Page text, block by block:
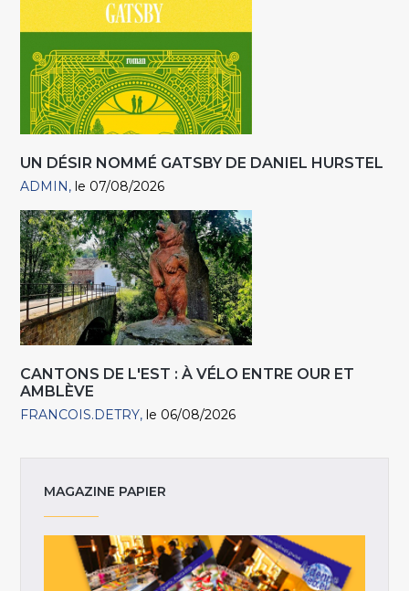
UN DÉSIR NOMMÉ GATSBY DE DANIEL HURSTEL
ADMIN le 07/08/2026
CANTONS DE L'EST : À VÉLO ENTRE OUR ET
AMBLÈVE
FRANCOIS.DETRY le 06/08/2026
MAGAZINE PAPIER